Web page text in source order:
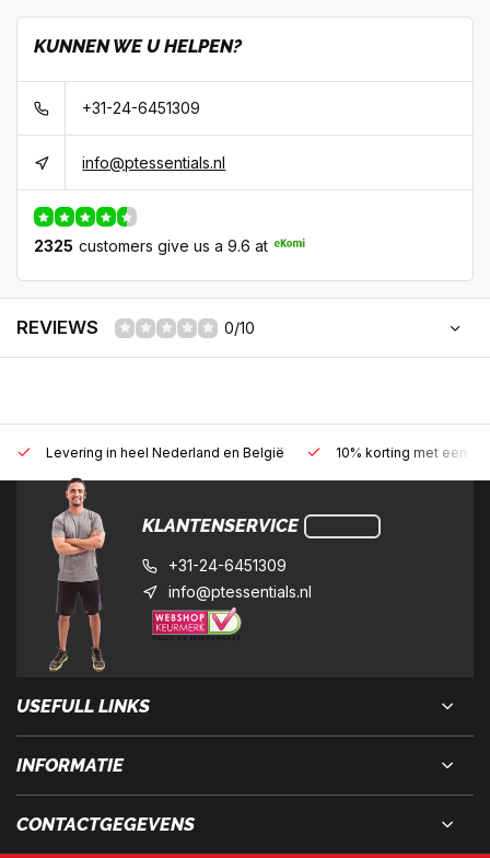
KUNNEN WE U HELPEN?
+31-24-6451309
info@ptessentials.nl
2325 customers give us a 9.6 at
REVIEWS 0/10
Levering in heel Nederland en België 10% korting met een
KLANTENSERVICE
+31-24-6451309
info@ptessentials.nl
USEFULL LINKS
INFORMATIE
CONTACTGEGEVENS